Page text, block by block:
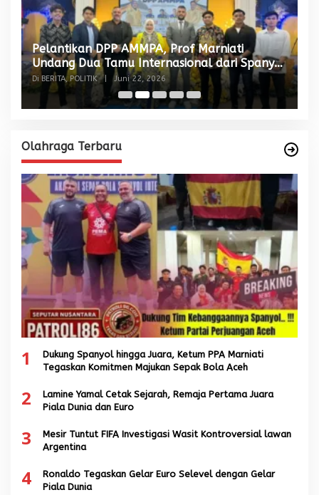
Pelantikan DPP AMMPA, Prof Marniati
Undang Dua Tamu Internasional dari Spanyol
dan Malaysia
Di BERITA, POLITIK Juni 22, 2026
Olahraga Terbaru
1
Dukung Spanyol hingga Juara, Ketum PPA Marniati
Tegaskan Komitmen Majukan Sepak Bola Aceh
2
Lamine Yamal Cetak Sejarah, Remaja Pertama Juara
Piala Dunia dan Euro
3
Mesir Tuntut FIFA Investigasi Wasit Kontroversial lawan
Argentina
4
Ronaldo Tegaskan Gelar Euro Selevel dengan Gelar
Piala Dunia